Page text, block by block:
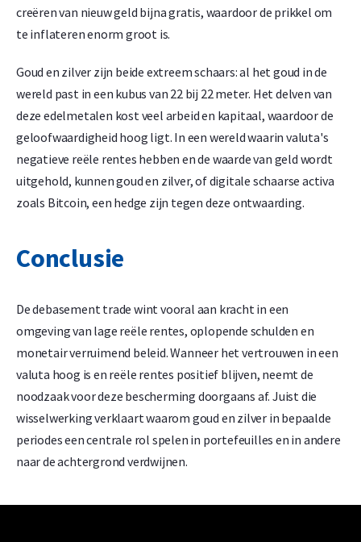
creëren van nieuw geld bijna gratis, waardoor de prikkel om
te inflateren enorm groot is.
Goud en zilver zijn beide extreem schaars: al het goud in de
wereld past in een kubus van 22 bij 22 meter. Het delven van
deze edelmetalen kost veel arbeid en kapitaal, waardoor de
geloofwaardigheid hoog ligt. In een wereld waarin valuta's
negatieve reële rentes hebben en de waarde van geld wordt
uitgehold, kunnen goud en zilver, of digitale schaarse activa
zoals Bitcoin, een hedge zijn tegen deze ontwaarding.
Conclusie
De debasement trade wint vooral aan kracht in een
omgeving van lage reële rentes, oplopende schulden en
monetair verruimend beleid. Wanneer het vertrouwen in een
valuta hoog is en reële rentes positief blijven, neemt de
noodzaak voor deze bescherming doorgaans af. Juist die
wisselwerking verklaart waarom goud en zilver in bepaalde
periodes een centrale rol spelen in portefeuilles en in andere
naar de achtergrond verdwijnen.